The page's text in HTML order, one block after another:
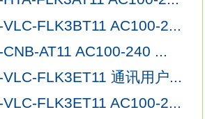
（1min～）。
DIN48×48mm石英定时器。
、999单台设备可在1秒～
间范围中进行选择外形尺寸
FLK3BT11 AC100-2...
AT11 AC100-240 ...
FLK3ET11 通讯用户...
FLK3ET11 AC100-2...